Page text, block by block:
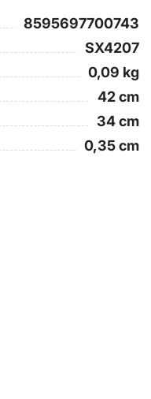
8595697700743
SX4207
0,09 kg
42 cm
34 cm
0,35 cm